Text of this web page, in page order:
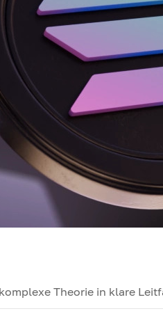
Theorie in klare